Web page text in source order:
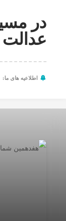
در
عدالت
اطلاعیه های ما: